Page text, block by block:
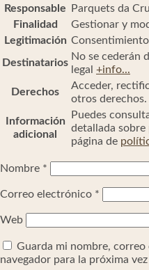
Responsable
Parquets da
Finalidad
Gestionar y
Legitimación
Destinatarios
No se cederán
legal +info...
Derechos
Acceder,
otros derechos.
Información
adicional
Puedes
detallada
página de
Nombre *
Correo electrónico *
Web
Guarda mi nombre,
navegador para la próxima